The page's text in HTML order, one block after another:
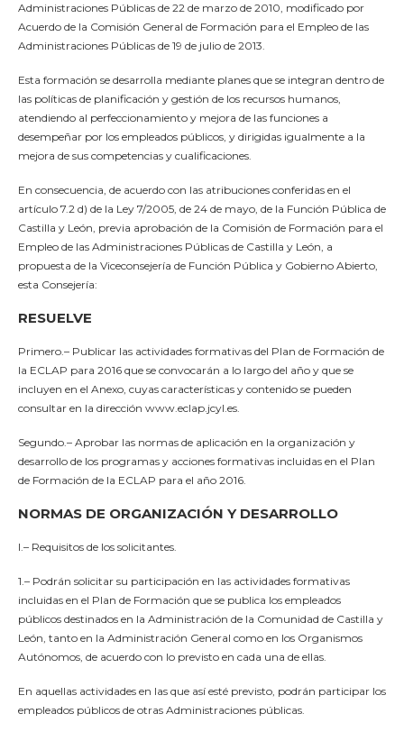
Administraciones Públicas de 22 de marzo de 2010, modificado por
Acuerdo de la Comisión General de Formación para el Empleo de las
Administraciones Públicas de 19 de julio de 2013.
Esta formación se desarrolla mediante planes que se integran dentro de
las políticas de planificación y gestión de los recursos humanos,
atendiendo al perfeccionamiento y mejora de las funciones a
desempeñar por los empleados públicos, y dirigidas igualmente a la
mejora de sus competencias y cualificaciones.
En consecuencia, de acuerdo con las atribuciones conferidas en el
artículo 7.2 d) de la Ley 7/2005, de 24 de mayo, de la Función Pública de
Castilla y León, previa aprobación de la Comisión de Formación para el
Empleo de las Administraciones Públicas de Castilla y León, a
propuesta de la Viceconsejería de Función Pública y Gobierno Abierto,
esta Consejería:
RESUELVE
Primero.– Publicar las actividades formativas del Plan de Formación de
la ECLAP para 2016 que se convocarán a lo largo del año y que se
incluyen en el Anexo, cuyas características y contenido se pueden
consultar en la dirección www.eclap.jcyl.es.
Segundo.– Aprobar las normas de aplicación en la organización y
desarrollo de los programas y acciones formativas incluidas en el Plan
de Formación de la ECLAP para el año 2016.
NORMAS DE ORGANIZACIÓN Y DESARROLLO
I.– Requisitos de los solicitantes.
1.– Podrán solicitar su participación en las actividades formativas
incluidas en el Plan de Formación que se publica los empleados
públicos destinados en la Administración de la Comunidad de Castilla y
León, tanto en la Administración General como en los Organismos
Autónomos, de acuerdo con lo previsto en cada una de ellas.
En aquellas actividades en las que así esté previsto, podrán participar los
empleados públicos de otras Administraciones públicas.